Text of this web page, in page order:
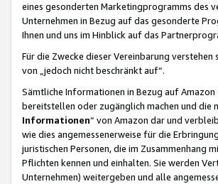
eines gesonderten Marketingprogramms des
Unternehmen in Bezug auf das gesonderte
Ihnen und uns im Hinblick auf das
Für die Zwecke dieser Vereinbarung
von „jedoch nicht beschränkt auf“.
Sämtliche Informationen in Bezug auf
bereitstellen oder zugänglich machen und
Informationen“ von Amazon dar und
wie dies angemessenerweise für die
juristischen Personen, die im
Pflichten kennen und einhalten. Sie werden
Unternehmen) weitergeben und alle